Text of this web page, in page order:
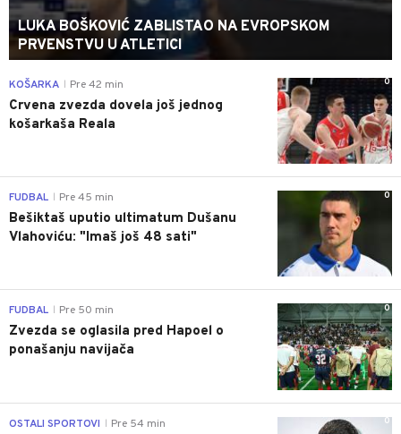
LUKA BOŠKOVIĆ ZABLISTAO NA EVROPSKOM
PRVENSTVU U ATLETICI
0
KOŠARKA Pre 42 min
Crvena zvezda dovela još jednog
košarkaša Reala
0
FUDBAL Pre 45 min
Bešiktaš uputio ultimatum Dušanu
Vlahoviću: "Imaš još 48 sati"
0
FUDBAL Pre 50 min
Zvezda se oglasila pred Hapoel o
ponašanju navijača
0
OSTALI SPORTOVI Pre 54 min